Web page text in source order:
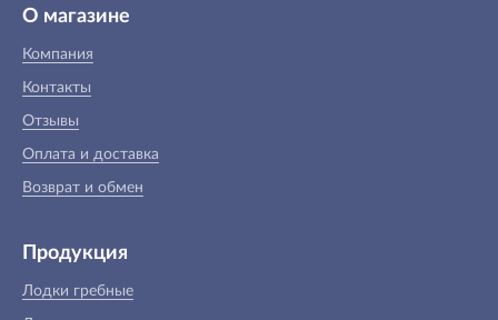
О магазине
Компания
Контакты
Отзывы
Оплата и доставка
Возврат и обмен
Продукция
Лодки гребные